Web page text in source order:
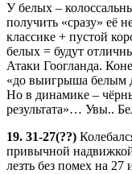
У белых –
получить «сразу» её
классике + пустой
белых = будут
Атаки Гоогланда.
«до выигрыша белым
Но в динамике –
результата»… Увы..
19. 31-27(??)
привычной
лезть без помех на 27